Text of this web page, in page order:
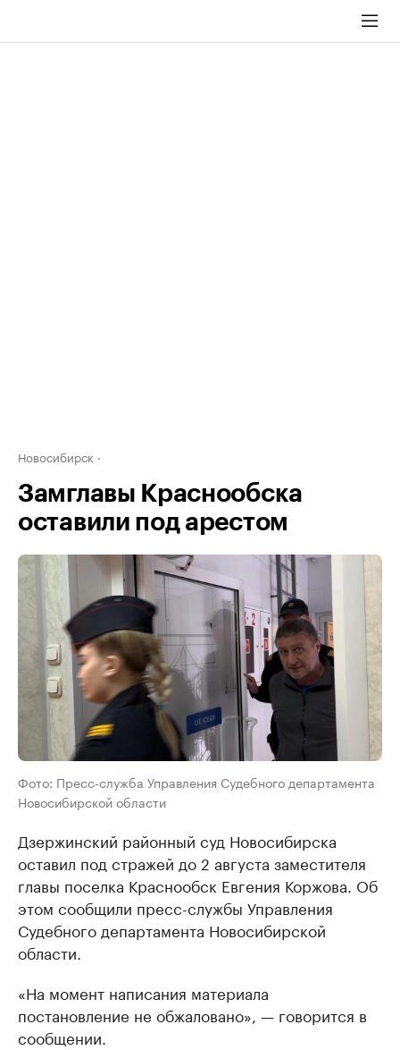
Новосибирск
Замглавы Краснообска
оставили под арестом
Фото: Пресс-служба Управления Судебного департамента
Новосибирской области
Дзержинский районный суд Новосибирска
оставил под стражей до 2 августа заместителя
главы поселка Краснообск Евгения Коржова. Об
этом сообщили пресс-службы Управления
Судебного департамента Новосибирской
области.
«На момент написания материала
постановление не обжаловано», — говорится в
сообщении.